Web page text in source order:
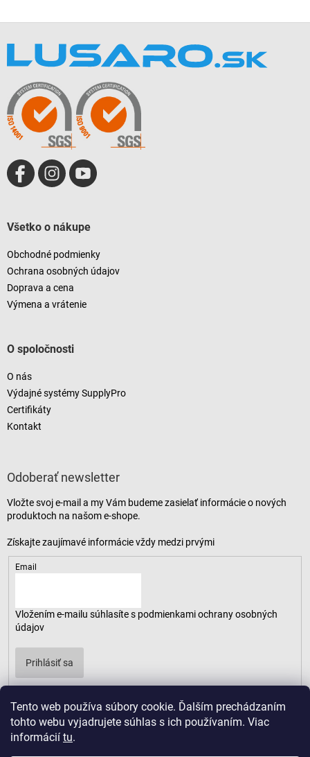
Tento web používa súbory cookie. Ďalším prechádzaním
tohto webu vyjadrujete súhlas s ich používaním. Viac
informácií tu.
Všetko o nákupe
Obchodné podmienky
Ochrana osobných údajov
Doprava a cena
Výmena a vrátenie
O spoločnosti
O nás
Výdajné systémy SupplyPro
Certifikáty
Kontakt
Odoberať newsletter
Vložte svoj e-mail a my Vám budeme zasielať informácie o nových
produktoch na našom e-shope.
Email
Vložením e-mailu súhlasíte s podmienkami ochrany osobných
údajov
Prihlásiť sa